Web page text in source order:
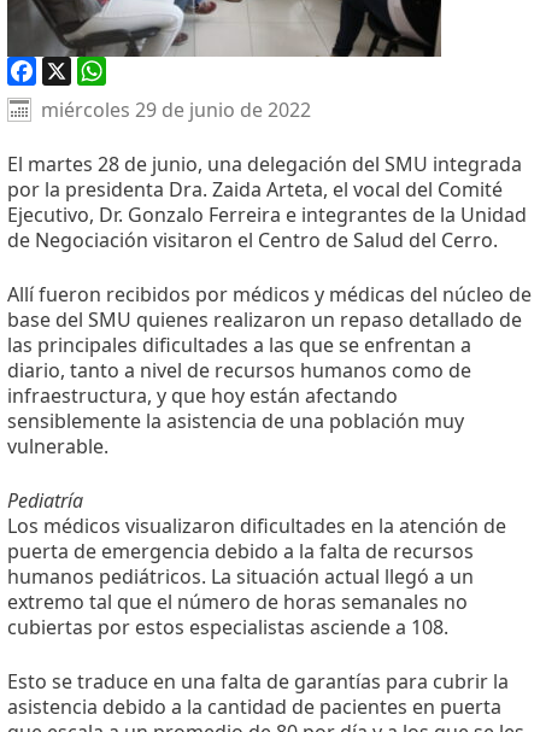
Facebook
X WhatsApp
miércoles 29 de junio de 2022
El martes 28 de junio, una delegación del SMU integrada
por la presidenta Dra. Zaida Arteta, el vocal del Comité
Ejecutivo, Dr. Gonzalo Ferreira e integrantes de la Unidad
de Negociación visitaron el Centro de Salud del Cerro.
Allí fueron recibidos por médicos y médicas del núcleo de
base del SMU quienes realizaron un repaso detallado de
las principales dificultades a las que se enfrentan a
diario, tanto a nivel de recursos humanos como de
infraestructura, y que hoy están afectando
sensiblemente la asistencia de una población muy
vulnerable.
Pediatría
Los médicos visualizaron dificultades en la atención de
puerta de emergencia debido a la falta de recursos
humanos pediátricos. La situación actual llegó a un
extremo tal que el número de horas semanales no
cubiertas por estos especialistas asciende a 108.
Esto se traduce en una falta de garantías para cubrir la
asistencia debido a la cantidad de pacientes en puerta